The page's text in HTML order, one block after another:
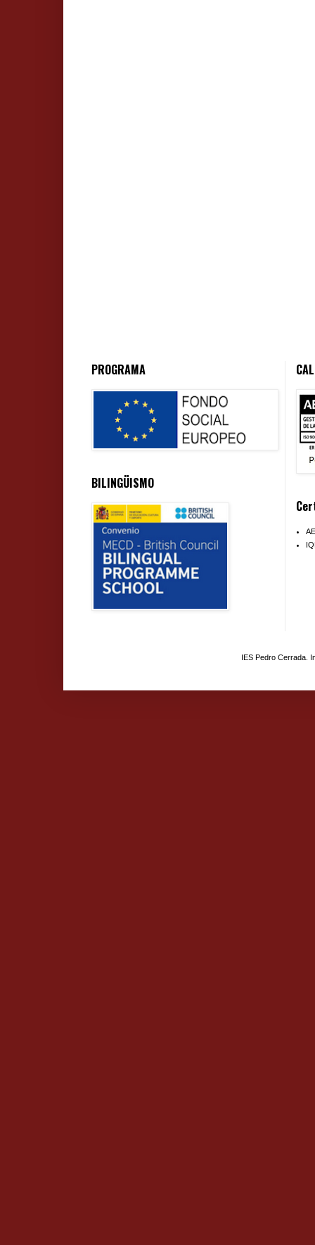
PROGRAMA
BILINGÜISMO
IES Pedro Cerrada.